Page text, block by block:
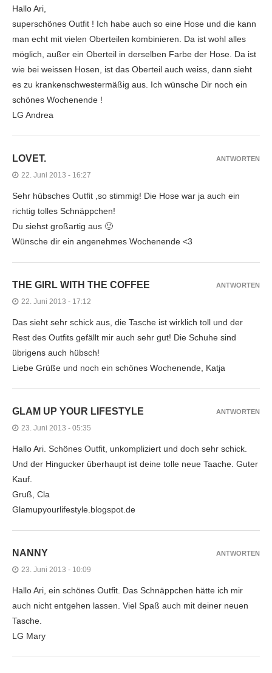
Hallo Ari,
superschönes Outfit ! Ich habe auch so eine Hose und die kann
man echt mit vielen Oberteilen kombinieren. Da ist wohl alles
möglich, außer ein Oberteil in derselben Farbe der Hose. Da ist
wie bei weissen Hosen, ist das Oberteil auch weiss, dann sieht
es zu krankenschwestermäßig aus. Ich wünsche Dir noch ein
schönes Wochenende !
LG Andrea
LOVET.
22. Juni 2013 - 16:27
Sehr hübsches Outfit ,so stimmig! Die Hose war ja auch ein
richtig tolles Schnäppchen!
Du siehst großartig aus 🙂
Wünsche dir ein angenehmes Wochenende <3
ANTWORTEN
THE GIRL WITH THE COFFEE
22. Juni 2013 - 17:12
Das sieht sehr schick aus, die Tasche ist wirklich toll und der
Rest des Outfits gefällt mir auch sehr gut! Die Schuhe sind
übrigens auch hübsch!
Liebe Grüße und noch ein schönes Wochenende, Katja
ANTWORTEN
GLAM UP YOUR LIFESTYLE
23. Juni 2013 - 05:35
Hallo Ari. Schönes Outfit, unkompliziert und doch sehr schick.
Und der Hingucker überhaupt ist deine tolle neue Taache. Guter
Kauf.
Gruß, Cla
Glamupyourlifestyle.blogspot.de
ANTWORTEN
NANNY
23. Juni 2013 - 10:09
Hallo Ari, ein schönes Outfit. Das Schnäppchen hätte ich mir
auch nicht entgehen lassen. Viel Spaß auch mit deiner neuen
Tasche.
LG Mary
ANTWORTEN